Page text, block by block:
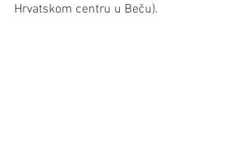
Hrvatskom centru u Beču).